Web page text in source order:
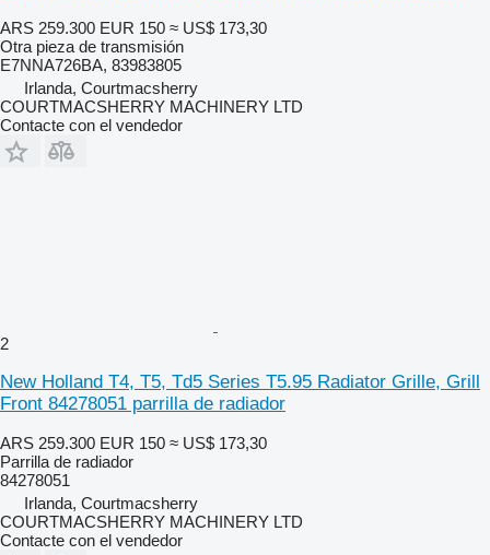
ARS 259.300 EUR 150 ≈ US$ 173,30
Otra pieza de transmisión
E7NNA726BA, 83983805
Irlanda, Courtmacsherry
COURTMACSHERRY MACHINERY LTD
Contacte con el vendedor
2
New Holland T4, T5, Td5 Series T5.95 Radiator Grille, Grill
Front 84278051 parrilla de radiador
ARS 259.300 EUR 150 ≈ US$ 173,30
Parrilla de radiador
84278051
Irlanda, Courtmacsherry
COURTMACSHERRY MACHINERY LTD
Contacte con el vendedor